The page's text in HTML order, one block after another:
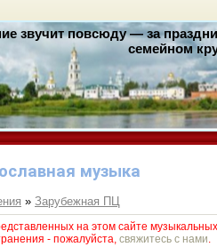
звучит повсюду — за
семейном
музыка
» Зарубежная ПЦ
на этом сайте
- пожалуйста, свяжитесь с нами.